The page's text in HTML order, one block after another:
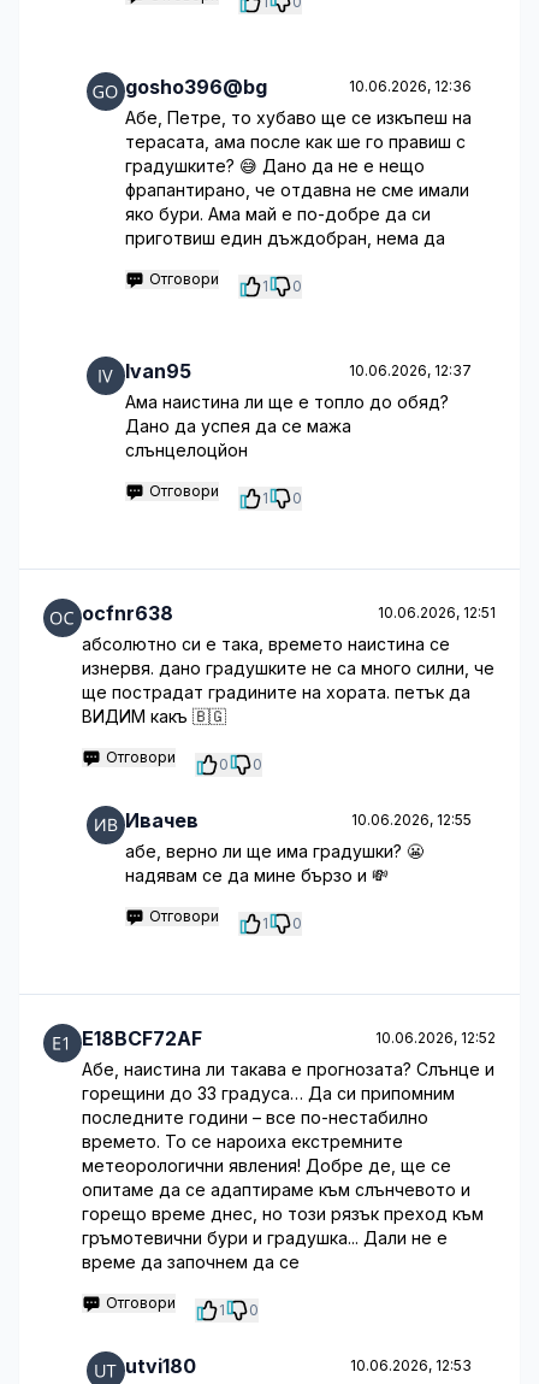
gosho396@bg 10.06.2026, 12:36
Абе, Петре, то хубаво ще се изкъпеш на
терасата, ама после как ше го правиш с
градушките? 😅 Дано да не е нещо
фрапантирано, че отдавна не сме имали
яко бури. Ама май е по-добре да си
приготвиш един дъждобран, нема да
Отговори 1 0
Ivan95 10.06.2026, 12:37
Ама наистина ли ще е топло до обяд?
Дано да успея да се мажа
слънцелоцйон
Отговори 1 0
ocfnr638 10.06.2026, 12:51
абсолютно си е така, времето наистина се
изнервя. дано градушките не са много силни, че
ще пострадат градините на хората. петък да
ВИДИМ какъ 🇧🇬
Отговори 0 0
Ивачев 10.06.2026, 12:55
абе, верно ли ще има градушки? 😬
надявам се да мине бързо и 💸
Отговори 1 0
E18BCF72AF 10.06.2026, 12:52
Абе, наистина ли такава е прогнозата? Слънце и
горещини до 33 градуса… Да си припомним
последните години – все по-нестабилно
времето. То се нароиха екстремните
метеорологични явления! Добре де, ще се
опитаме да се адаптираме към слънчевото и
горещо време днес, но този рязък преход към
гръмотевични бури и градушка... Дали не е
време да започнем да се
Отговори 1 0
utvi180 10.06.2026, 12:53